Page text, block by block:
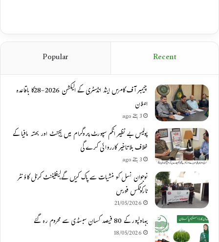
Recent
Popular
چیمبر آف کامرس اینڈ انڈسٹری کے الیکشن 2026-28کا باقاعدہ
اعلان
3 ہفتے ago
پولیس بے نظیر انکم سپورٹ پروگرام میں ایجنٹ اور بھتہ مافیا کے
خلاف بلاتاخیر کارروائی کرے گی
3 ہفتے ago
نوجوان نسل کو منشیات سے پاک کریں گے،لیفٹیننٹ کرنل کاؤنٹر
نارکوٹکس فورس
21/05/2026
بہاولپور کے 80 فیصد کسان سبسڈی سے محروم رہ گئے
18/05/2026